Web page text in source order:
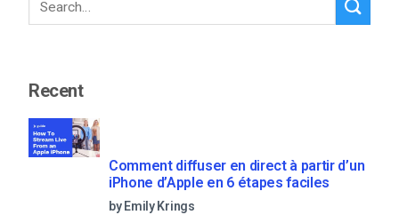
Recent
Comment diffuser en direct à partir d’un
iPhone d’Apple en 6 étapes faciles
by Emily Krings